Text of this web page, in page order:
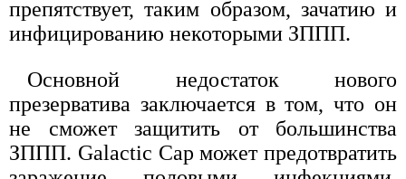
препятствует, таким образом, зачатию и
инфицированию некоторыми ЗППП.
Основной недостаток нового
презерватива заключается в том, что он
не сможет защитить от большинства
ЗППП. Galactic Cap может предотвратить